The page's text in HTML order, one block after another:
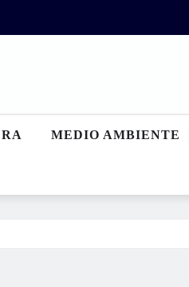
MEDIO AMBIENTE